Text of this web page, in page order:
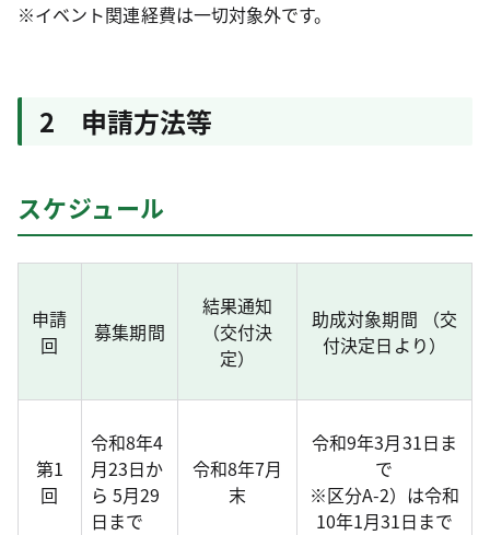
※イベント関連経費は一切対象外です。
2 申請方法等
スケジュール
申請
回
募集期間
結果通知
（交付決
定）
助成対象期間 （交
付決定日より）
第1
回
令和8年4
月23日か
ら 5月29
日まで
令和8年7月
末
令和9年3月31日ま
で
※区分A-2）は令和
10年1月31日まで